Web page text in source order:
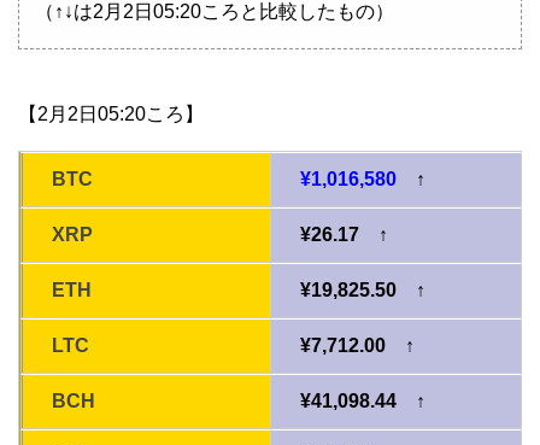
（↑↓は2月2日05:20ころと比較したもの）
【2月2日05:20ころ】
BTC ¥1,016,580 ↑
XRP ¥26.17 ↑
ETH ¥19,825.50 ↑
LTC ¥7,712.00 ↑
BCH ¥41,098.44 ↑